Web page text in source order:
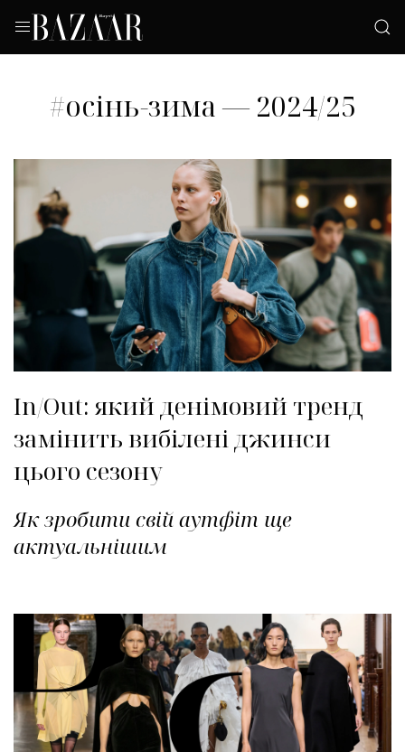
#осінь-зима — 2024/25
In/Out: який денімовий тренд
замінить вибілені джинси
цього сезону
Як зробити свій аутфіт ще
актуальнішим